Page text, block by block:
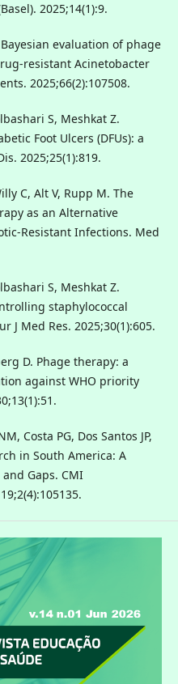
2025;14(1):9.
evaluation of phage
resistant Acinetobacter
2025;66(2):107508.
S, Meshkat Z.
Foot Ulcers (DFUs): a
2025;25(1):819.
C, Alt V, Rupp M. The
as an Alternative
Resistant Infections. Med
S, Meshkat Z.
staphylococcal
J Med Res. 2025;30(1):605.
D. Phage therapy: a
against WHO priority
Costa PG, Dos Santos JP,
in South America: A
Gaps. CMI